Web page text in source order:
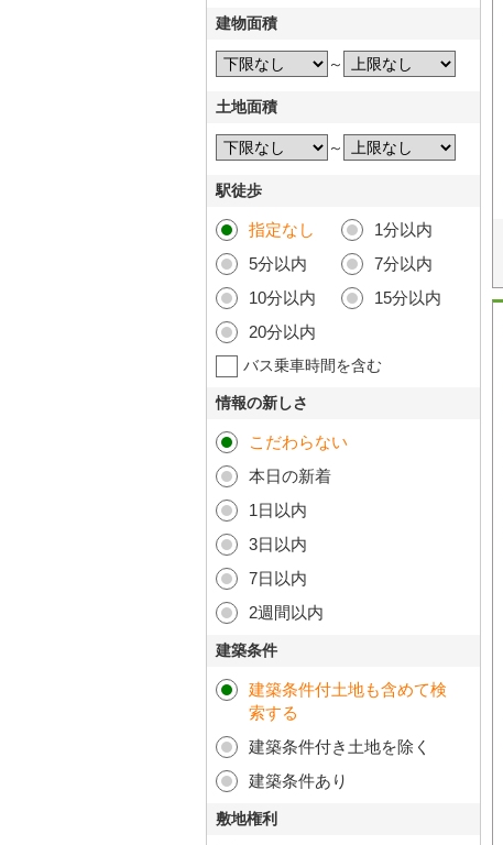
建物面積
～
土地面積
～
駅徒歩
指定なし
1分以内
5分以内
7分以内
10分以内
15分以内
20分以内
バス乗車時間を含む
情報の新しさ
こだわらない
本日の新着
1日以内
3日以内
7日以内
2週間以内
建築条件
建築条件付土地も含めて検
索する
建築条件付き土地を除く
建築条件あり
敷地権利